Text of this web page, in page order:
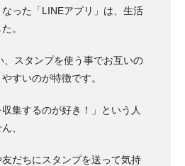
った「LINEアプリ」は、生活
。
、スタンプを使う事でお互いの
すいのが特徴です。
収集するのが好き！」という人
、
だちにスタンプを送って気持